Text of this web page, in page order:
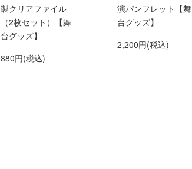
製クリアファイル
（2枚セット）【舞
台グッズ】
880円(税込)
演パンフレット【舞
台グッズ】
2,200円(税込)